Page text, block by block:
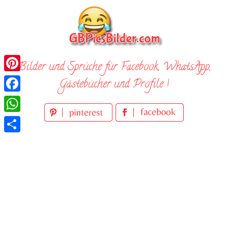
Bilder und Sprüche für Facebook, WhatsApp,
Gästebücher und Profile !
Pinterest
Facebook
WhatsApp